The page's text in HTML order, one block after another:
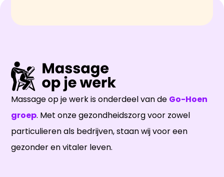
Massage op je werk is onderdeel van de Go-Hoen
groep. Met onze gezondheidszorg voor zowel
particulieren als bedrijven, staan wij voor een
gezonder en vitaler leven.